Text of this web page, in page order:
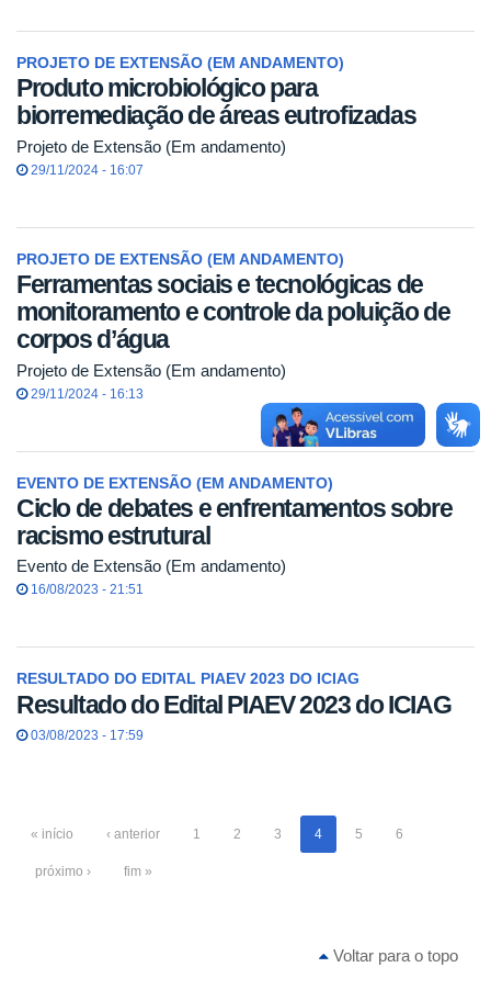
PROJETO DE EXTENSÃO (EM ANDAMENTO)
Produto microbiológico para
biorremediação de áreas eutrofizadas
Projeto de Extensão (Em andamento)
29/11/2024 - 16:07
PROJETO DE EXTENSÃO (EM ANDAMENTO)
Ferramentas sociais e tecnológicas de
monitoramento e controle da poluição de
corpos d’água
Projeto de Extensão (Em andamento)
29/11/2024 - 16:13
EVENTO DE EXTENSÃO (EM ANDAMENTO)
Ciclo de debates e enfrentamentos sobre
racismo estrutural
Evento de Extensão (Em andamento)
16/08/2023 - 21:51
RESULTADO DO EDITAL PIAEV 2023 DO ICIAG
Resultado do Edital PIAEV 2023 do ICIAG
03/08/2023 - 17:59
« início ‹ anterior 1 2 3 4 5 6
próximo › fim »
Voltar para o topo